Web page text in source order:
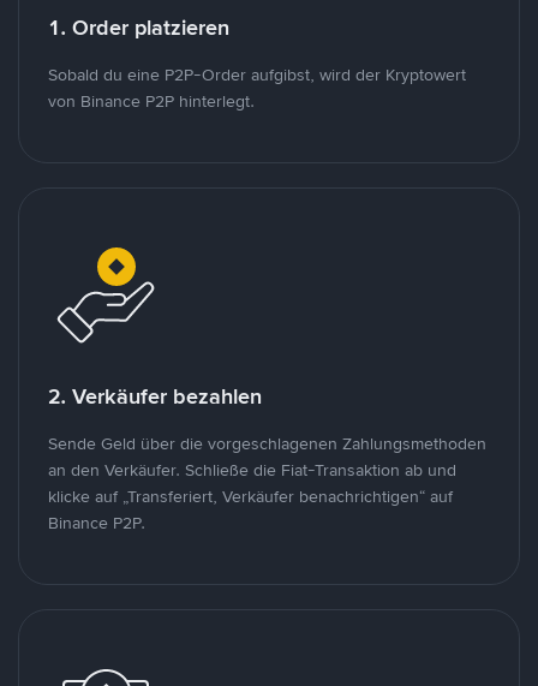
1. Order platzieren
Sobald du eine P2P-Order aufgibst, wird der Kryptowert
von Binance P2P hinterlegt.
2. Verkäufer bezahlen
Sende Geld über die vorgeschlagenen Zahlungsmethoden
an den Verkäufer. Schließe die Fiat-Transaktion ab und
klicke auf „Transferiert, Verkäufer benachrichtigen“ auf
Binance P2P.